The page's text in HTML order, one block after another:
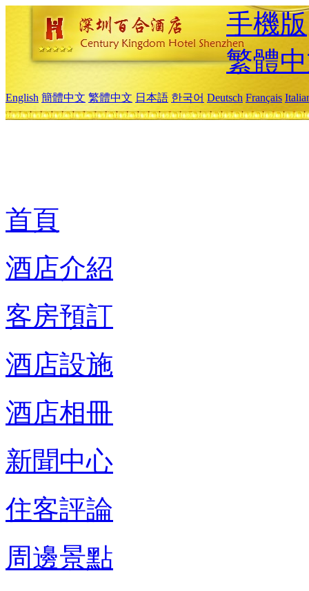
手機版
繁體
English 簡體中文 繁體中文 日本語 한국어 Deutsch Français
首頁
酒店介紹
客房預訂
酒店設施
酒店相冊
新聞中心
住客評論
周邊景點